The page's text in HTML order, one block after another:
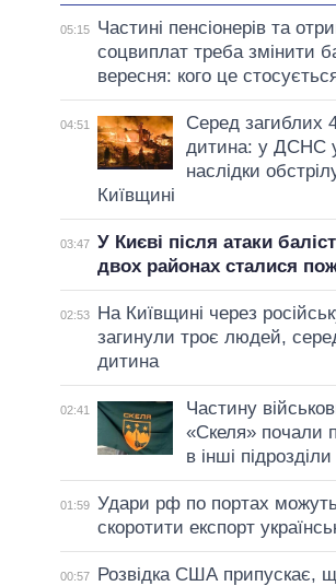
05:15
Частині пенсіонерів та
соцвиплат треба змінити
вересня: кого це
04:51
Серед загиблих
дитина: у ДСНС
наслідки
Київщині
03:47 У Києві після атаки
двох районах сталися
02:53
На Київщині через
загинули троє людей,
дитина
02:41
Частину
«Скеля» почали
в інші
01:59 Удари рф по портах можуть
скоротити експорт
00:57
Розвідка США припускає,